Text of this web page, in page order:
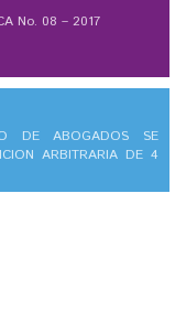
No. 08 – 2017
DE ABOGADOS SE
ARBITRARIA DE 4